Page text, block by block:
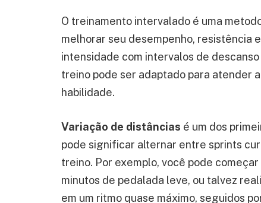
O treinamento intervalado é uma
melhorar seu desempenho, resistência
intensidade com intervalos de
treino pode ser adaptado para atender
habilidade.
Variação de distâncias é um dos
pode significar alternar entre sprints
treino. Por exemplo, você pode
minutos de pedalada leve, ou talvez
em um ritmo quase máximo, seguidos